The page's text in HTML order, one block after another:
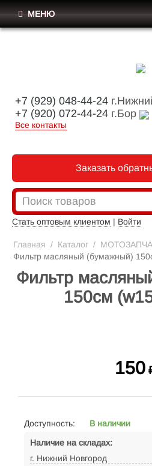
+7 (929) 048-44-24
+7 (920) 072-44-24 г.Бор
Все контакты
Заказать
Стать оптовым клиентом | Войти
МЕНЮ
Главная / Каталог /
Фильтр масляный (бумажный)
Фильтр
150см
150
Доступность:
В наличии
Наличие на складах:
г. Нижний Новгород